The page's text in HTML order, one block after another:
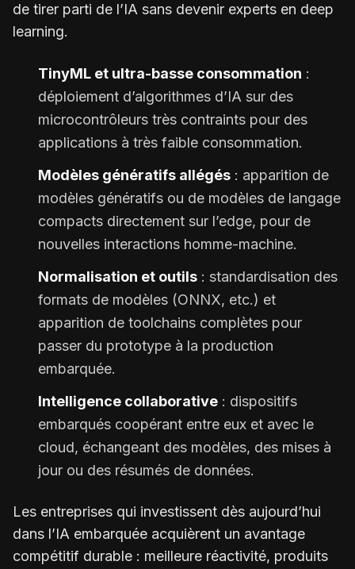
de tirer parti de l’IA sans devenir experts en deep
learning.
TinyML et ultra-basse consommation :
déploiement d’algorithmes d’IA sur des
microcontrôleurs très contraints pour des
applications à très faible consommation.
Modèles génératifs allégés : apparition de
modèles génératifs ou de modèles de langage
compacts directement sur l’edge, pour de
nouvelles interactions homme-machine.
Normalisation et outils : standardisation des
formats de modèles (ONNX, etc.) et
apparition de toolchains complètes pour
passer du prototype à la production
embarquée.
Intelligence collaborative : dispositifs
embarqués coopérant entre eux et avec le
cloud, échangeant des modèles, des mises à
jour ou des résumés de données.
Les entreprises qui investissent dès aujourd’hui
dans l’IA embarquée acquièrent un avantage
compétitif durable : meilleure réactivité, produits